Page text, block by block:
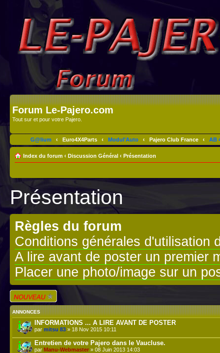
Forum Le-Pajero.com
Tout sur et pour votre Pajero.
G@lium ‹ Euro4X4Parts ‹ Modul'Auto ‹ Pajero Club France ‹ AB
Index du forum ‹ Discussion Général ‹ Présentation
Présentation
Règles du forum
Conditions générales d'utilisation
A lire avant de poster un premier
Placer une photo/image sur un
Écrire un nouveau
sujet
ANNONCES
INFORMATIONS ... A LIRE AVANT DE POSTER
par mitsu 83 » 18 Nov 2015 10:11
Entretien de votre Pajero dans le Vaucluse.
par Manu-Webmaster » 08 Juin 2013 14:03